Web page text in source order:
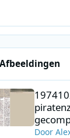
Afbeeldingen
Door